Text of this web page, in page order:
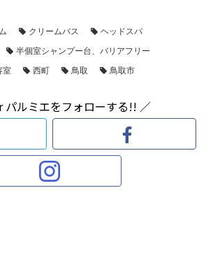
クリームバス
ヘッドスパ
半個室シャンプー台、バリアフリー
室 西町 鳥取 鳥取市
パルミエをフォローする!! ／